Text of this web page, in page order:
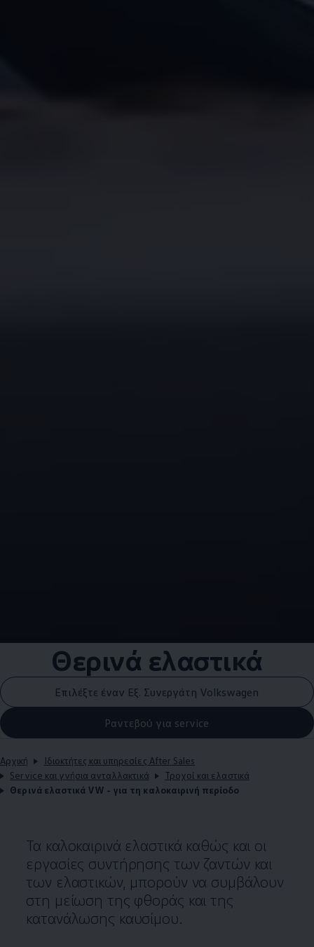
Θερινά ελαστικά
Επιλέξτε έναν Εξ. Συνεργάτη Volkswagen
Ραντεβού για service
Αρχική
Ιδιοκτήτες και υπηρεσίες After Sales
Service και γνήσια ανταλλακτικά
Τροχοί και ελαστικά
Θερινά ελαστικά VW - για τη καλοκαιρινή περίοδο
Τα καλοκαιρινά ελαστικά καθώς και οι
εργασίες συντήρησης των ζαντών και
των ελαστικών, μπορούν να συμβάλουν
στη μείωση της φθοράς και της
κατανάλωσης καυσίμου.